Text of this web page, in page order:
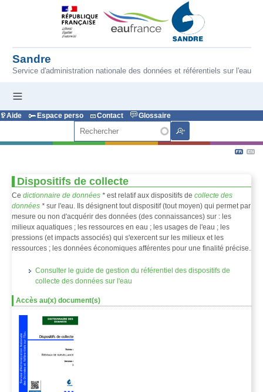
Aller au contenu principal
Sandre
Service d'administration nationale des données et référentiels sur l'eau
Aide Espace perso Contact
Glossaire
Dispositifs de collecte
Ce dictionnaire de données * est relatif aux dispositifs de collecte des
données * sur l'eau. Ils désignent tout dispositif (tout moyen) qui permet par
mesure ou non d'acquérir des données (des connaissances) sur : les
milieux aquatiques ; les ressources en eau ; les usages de l'eau ; les
pressions (et impacts associés) qui s'exercent sur les milieux et les
ressources ; les données économiques afférentes pour une finalité précise.
Consulter le guide de gestion du référentiel des dispositifs de
collecte des données sur l'eau
Accès au(x) document(s)